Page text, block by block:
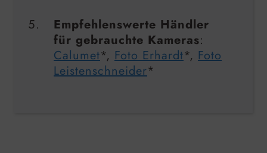
Empfehlenswerte Händler
für gebrauchte Kameras:
Calumet*, Foto Erhardt*, Foto
Leistenschneider*